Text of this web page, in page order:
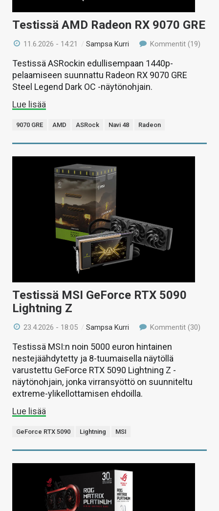
Testissä AMD Radeon RX 9070 GRE
11.6.2026 - 14:21 /Sampsa Kurri Kommentit (19)
Testissä ASRockin edullisempaan 1440p-
pelaamiseen suunnattu Radeon RX 9070 GRE
Steel Legend Dark OC -näytönohjain.
Lue lisää
9070 GRE AMD ASRock Navi 48 Radeon
Testissä MSI GeForce RTX 5090
Lightning Z
23.4.2026 - 18:05 /Sampsa Kurri Kommentit (30)
Testissä MSI:n noin 5000 euron hintainen
nestejäähdytetty ja 8-tuumaisella näytöllä
varustettu GeForce RTX 5090 Lightning Z -
näytönohjain, jonka virransyöttö on suunniteltu
extreme-ylikellottamisen ehdoilla.
Lue lisää
GeForce RTX 5090 Lightning MSI